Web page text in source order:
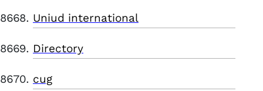
Uniud international
Directory
cug